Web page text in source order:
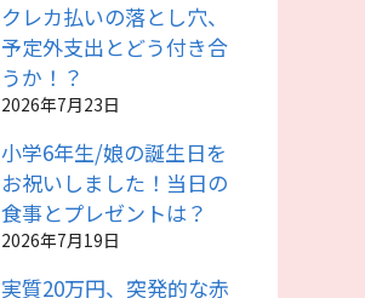
クレカ払いの落とし穴、
予定外支出とどう付き合
うか！？
2026年7月23日
小学6年生/娘の誕生日を
お祝いしました！当日の
食事とプレゼントは？
2026年7月19日
実質20万円、突発的な赤